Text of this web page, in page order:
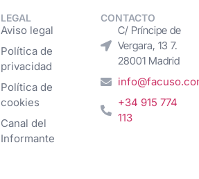
LEGAL
Aviso legal
Política de
privacidad
Política de
cookies
Canal del
Informante
CONTACTO
C/ Príncipe de
Vergara, 13 7.
28001 Madrid
+34 915 774
113